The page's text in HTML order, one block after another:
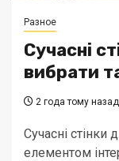
Разное
Сучасні
вибрати
2 года тому назад
Сучасні стінки
елементом